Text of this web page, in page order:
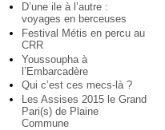
D’une ile à l’autre :
voyages en berceuses
Festival Métis en percu au
CRR
Youssoupha à
l’Embarcadère
Qui c’est ces mecs-là ?
Les Assises 2015 le Grand
Pari(s) de Plaine
Commune